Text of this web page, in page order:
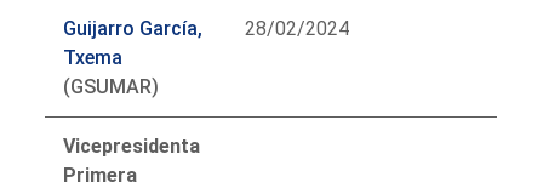
Guijarro García,
Txema
(GSUMAR)
28/02/2024
Vicepresidenta
Primera